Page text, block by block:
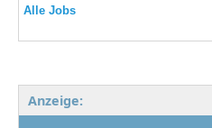
Alle Jobs
Anzeige: